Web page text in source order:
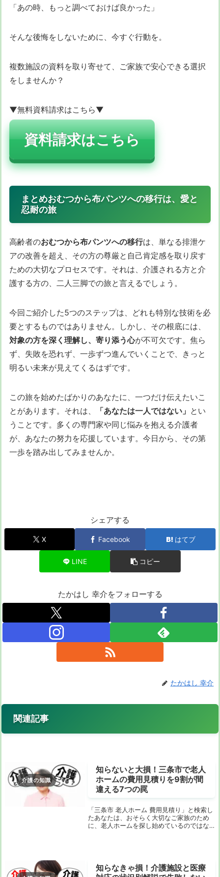
「あの時、もっと調べておけば良かった」
そんな後悔をしないために、今すぐ行動を。
複数施設の資料を取り寄せて、ご家族で安心できる選択
をしませんか？
▼無料資料請求はこちら▼
資料請求はこちら
まとめおむつから布パンツへの移行は、愛と
忍耐の旅
高齢者のおむつから布パンツへの移行は、単なる排泄ケ
アの改善を超え、その方の尊厳と自己肯定感を取り戻す
ための大切なプロセスです。それは、介護される方と介
護する方の、二人三脚での旅と言えるでしょう。
今回ご紹介した5つのステップは、どれも特別な技術を必
要とするものではありません。しかし、その根底には、
対象の方を深く理解し、寄り添う心が不可欠です。焦ら
ず、失敗を恐れず、一歩ずつ進んでいくことで、きっと
明るい未来が見えてくるはずです。
この旅を始めたばかりのあなたに、一つだけ伝えたいこ
とがあります。それは、
「あなたは一人ではない」 とい
うことです。多くの専門家や同じ悩みを抱える介護者
が、あなたの努力を応援しています。今日から、その第
一歩を踏み出してみませんか。
シェアする
X Facebook はてブ
LINE コピー
たかはし 幸介をフォローする
たかはし 幸介
関連記事
介護の知識
知らないと大損！三条市で老人
ホームの費用見積りを9割が間
違える7つの罠
「三条市 老人ホーム 費用見積り」と検索し
たあなたは、おそらく大切なご家族のため
に、老人ホームを探し始めているのではな
知らなきゃ損！介護施設と医療